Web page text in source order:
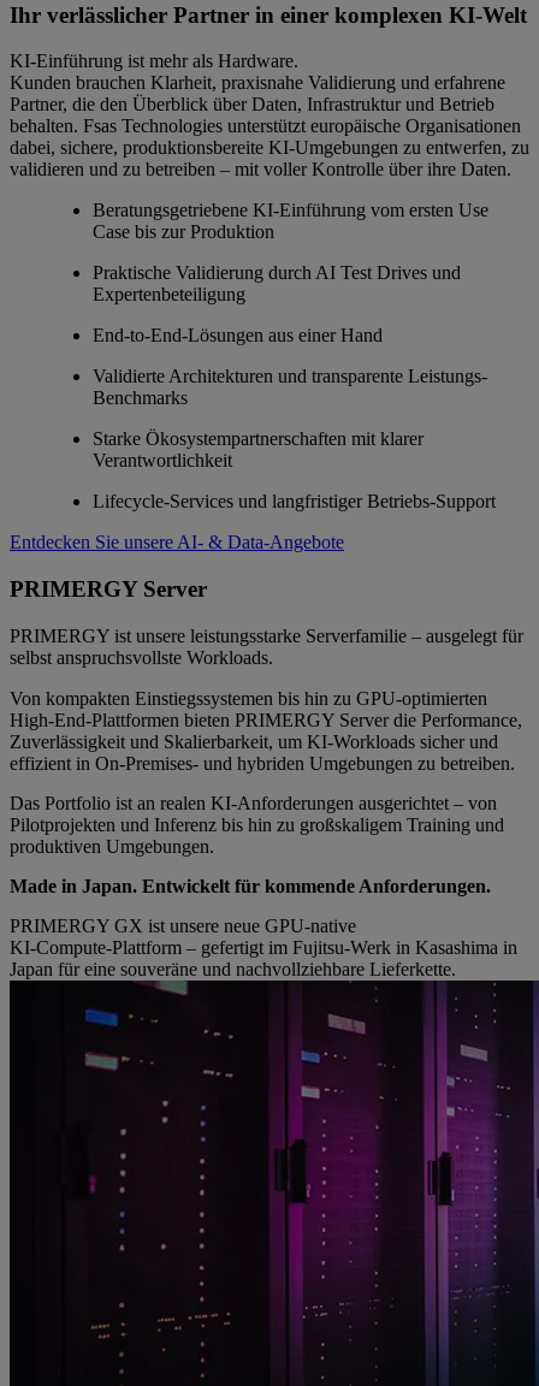
Ihr verlässlicher Partner in einer komplexen KI-Welt
KI-Einführung ist mehr als Hardware.
Kunden brauchen Klarheit, praxisnahe Validierung und erfahrene
Partner, die den Überblick über Daten, Infrastruktur und Betrieb
behalten. Fsas Technologies unterstützt europäische Organisationen
dabei, sichere, produktionsbereite KI-Umgebungen zu entwerfen, zu
validieren und zu betreiben – mit voller Kontrolle über ihre Daten.
Beratungsgetriebene KI-Einführung vom ersten Use
Case bis zur Produktion
Praktische Validierung durch AI Test Drives und
Expertenbeteiligung
End-to-End-Lösungen aus einer Hand
Validierte Architekturen und transparente Leistungs-
Benchmarks
Starke Ökosystempartnerschaften mit klarer
Verantwortlichkeit
Lifecycle-Services und langfristiger Betriebs-Support
Entdecken Sie unsere AI- & Data-Angebote
PRIMERGY Server
PRIMERGY ist unsere leistungsstarke Serverfamilie – ausgelegt für
selbst anspruchsvollste Workloads.
Von kompakten Einstiegssystemen bis hin zu GPU‑optimierten
High‑End‑Plattformen bieten PRIMERGY Server die Performance,
Zuverlässigkeit und Skalierbarkeit, um KI‑Workloads sicher und
effizient in On‑Premises‑ und hybriden Umgebungen zu betreiben.
Das Portfolio ist an realen KI‑Anforderungen ausgerichtet – von
Pilotprojekten und Inferenz bis hin zu großskaligem Training und
produktiven Umgebungen.
Made in Japan. Entwickelt für kommende Anforderungen.
PRIMERGY GX ist unsere neue GPU‑native
KI‑Compute‑Plattform – gefertigt im Fujitsu‑Werk in Kasashima in
Japan für eine souveräne und nachvollziehbare Lieferkette.